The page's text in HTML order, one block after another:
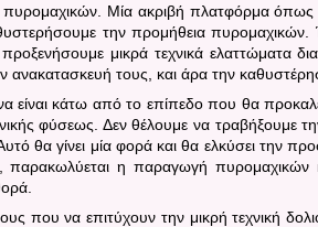
Μία ακριβή πλατφόρμα όπως
την προμήθεια
μικρά τεχνικά ελαττώματα
τους, και άρα την
είναι κάτω από το επίπεδο που θα
φύσεως. Δεν θέλουμε να τραβήξουμε
θα γίνει μία φορά και θα ελκύσει την
η παραγωγή πυρομαχικών
που να επιτύχουν την μικρή τεχνική